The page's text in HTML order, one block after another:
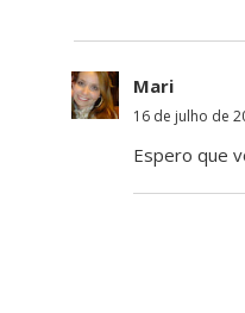
Mari
16 de julho de
Espero que